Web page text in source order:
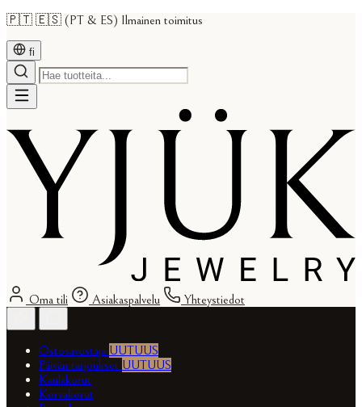
🇵🇹 🇪🇸 (PT & ES) Ilmainen toimitus
fi
Oma tili Asiakaspalvelu Yhteystiedot
Ostosavustaja UUTUUS
Päivän tarjoukset UUTUUS
Kaulakorut
Korvakorut